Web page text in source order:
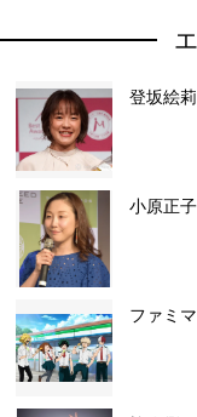
登坂絵
小原正
ファミ